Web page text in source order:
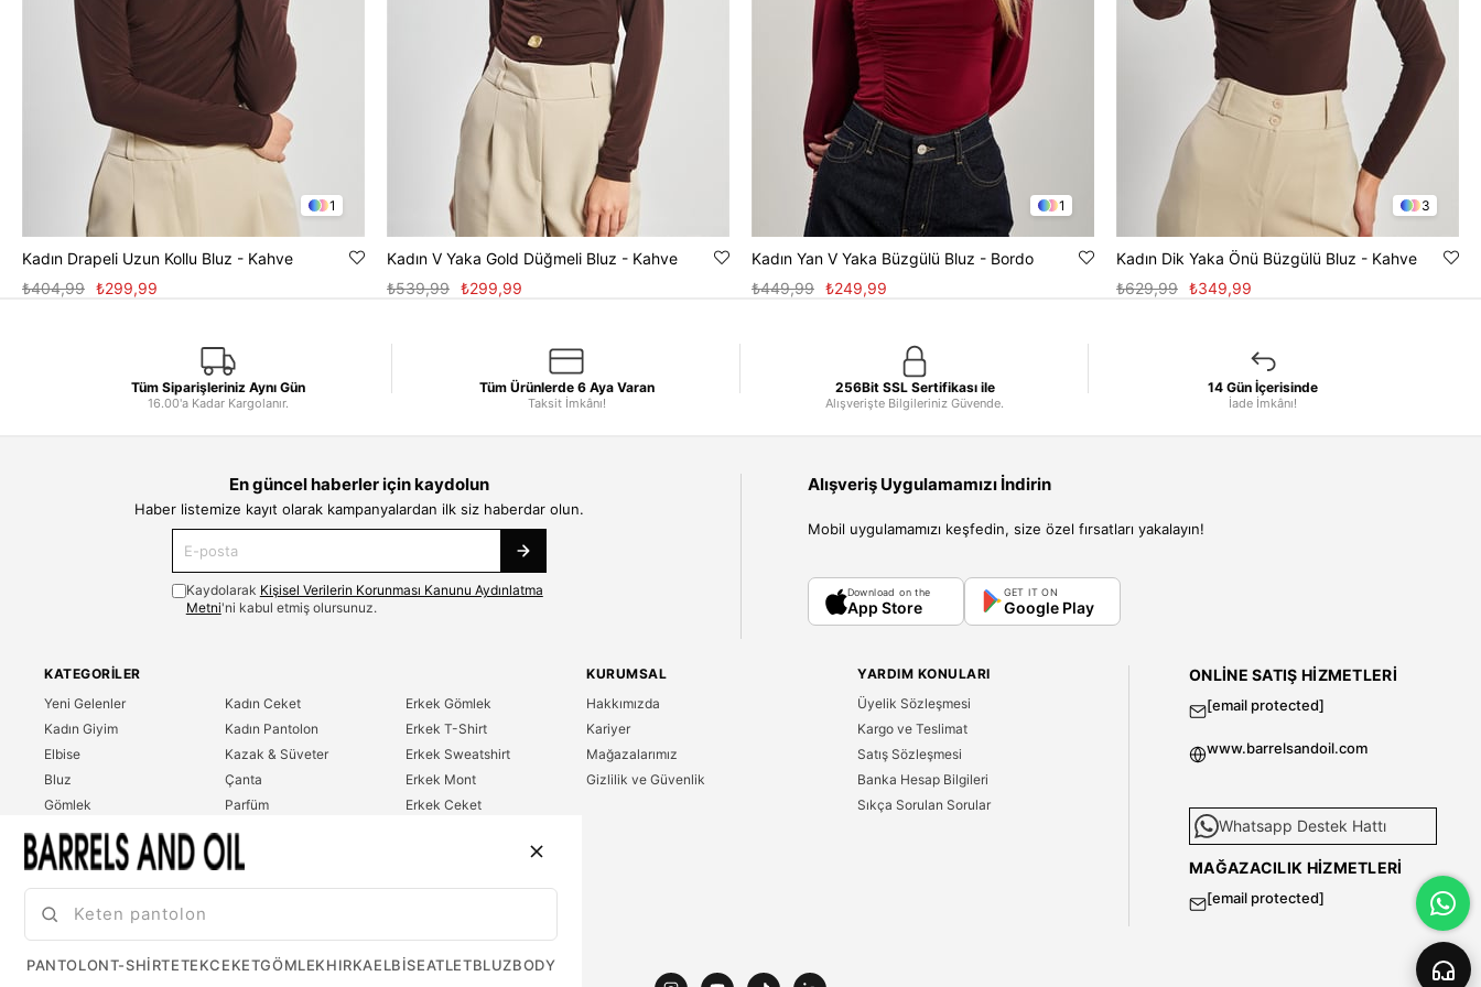
1
Kadın Drapeli Uzun Kollu Bluz - Kahve
₺299,99
₺404,99
Kadın V Yaka Gold Düğmeli Bluz - Kahve
₺299,99
₺539,99
1
Kadın Yan V Yaka Büzgülü Bluz - Bordo
₺249,99
₺449,99
3
Kadın Dik Yaka Önü Büzgülü Bluz - Kahve
₺349,99
₺629,99
Tüm Siparişleriniz Aynı Gün
16.00'a Kadar Kargolanır.
Tüm Ürünlerde 6 Aya Varan
Taksit İmkânı!
256Bit SSL Sertifikası ile
Alışverişte Bilgileriniz Güvende.
14 Gün İçerisinde
İade İmkânı!
En güncel haberler için kaydolun
Haber listemize kayıt olarak kampanyalardan ilk siz haberdar olun.
Kaydolarak Kişisel Verilerin Korunması Kanunu Aydınlatma
Metni'ni kabul etmiş olursunuz.
Alışveriş Uygulamamızı İndirin
Mobil uygulamamızı keşfedin, size özel fırsatları yakalayın!
Download on the
App Store
GET IT ON
Google Play
KATEGORILER
Yeni Gelenler
Kadın Giyim
Elbise
Bluz
Gömlek
T-Shirt
Sweatshirt
Kadın Ceket
Kadın Pantolon
Kazak & Süveter
Çanta
Parfüm
Erkek Giyim
Erkek Gömlek
Erkek T-Shirt
Erkek Sweatshirt
Erkek Mont
Erkek Ceket
KURUMSAL
Hakkımızda
Kariyer
Mağazalarımız
Gizlilik ve Güvenlik
YARDIM KONULARI
Üyelik Sözleşmesi
Kargo ve Teslimat
Satış Sözleşmesi
Banka Hesap Bilgileri
Sıkça Sorulan Sorular
ONLINE SATIŞ HIZMETLERI
[email protected]
www.barrelsandoil.com
Whatsapp Destek Hattı
MAĞAZACILIK HIZMETLERI
[email protected]
PANTOLONT-SHIRTETEKCEKETGÖMLEKHIRKAELBISEATLETBLUZBODY